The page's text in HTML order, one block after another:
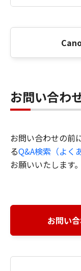
お問い合わ
お問い合わせの前
るQ&A検索（よく
お願いいたします。
お問い